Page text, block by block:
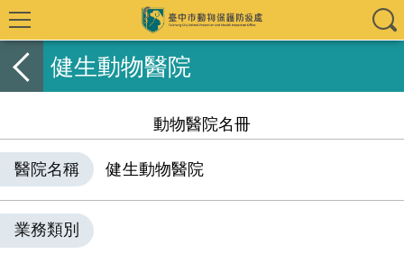
健生動物醫院
動物醫院名冊
醫院名稱 健生動物醫院
業務類別